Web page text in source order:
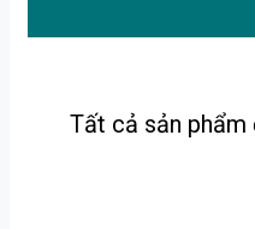
Tất cả sản phẩm